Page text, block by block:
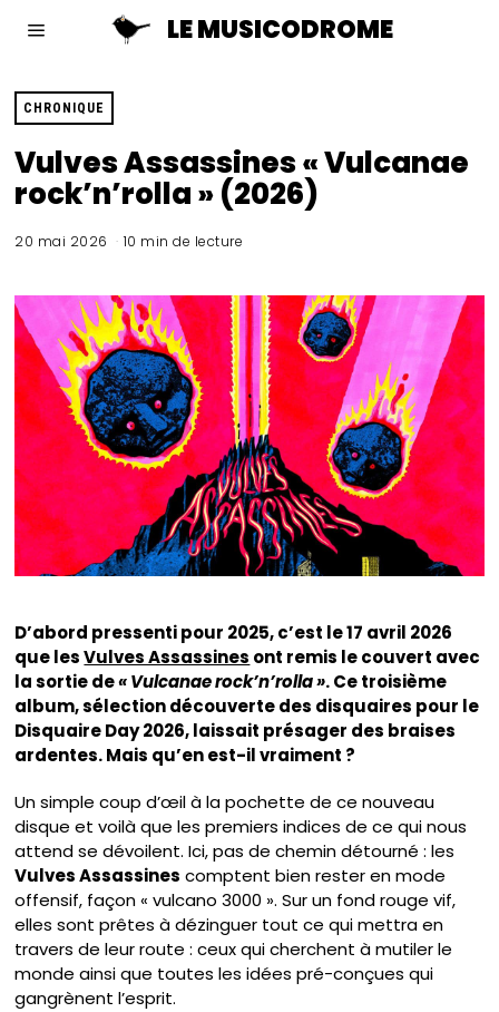
LE MUSICODROME
CHRONIQUE
Vulves Assassines « Vulcanae
rock’n’rolla » (2026)
20 mai 2026 10 min de lecture
D’abord pressenti pour 2025, c’est le 17 avril 2026
que lesVulves Assassines ont remis le couvert avec
la sortie de« Vulcanae rock’n’rolla ». Ce troisième
album, sélection découverte des disquaires pour le
Disquaire Day 2026, laissait présager des braises
ardentes. Mais qu’en est-il vraiment ?
Un simple coup d’œil à la pochette de ce nouveau
disque et voilà que les premiers indices de ce qui nous
attend se dévoilent. Ici, pas de chemin détourné : les
Vulves Assassines comptent bien rester en mode
offensif, façon « vulcano 3000 ». Sur un fond rouge vif,
elles sont prêtes à dézinguer tout ce qui mettra en
travers de leur route : ceux qui cherchent à mutiler le
monde ainsi que toutes les idées pré-conçues qui
gangrènent l’esprit.